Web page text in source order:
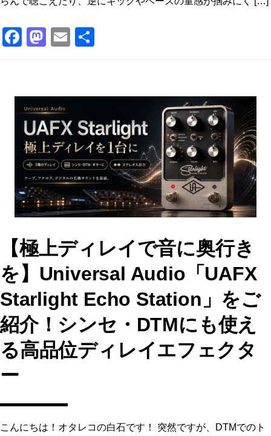
F
e
b
o
o
k
M
o
d
o
n
E
l
【極上ディレイで音に奥行き
を】Universal Audio「UAFX
Starlight Echo Station」をご
紹介！シンセ・DTMにも使え
る高品位ディレイエフェクタ
ー
こんにちは！オタレコの白石です！ 突然ですが、DTMでのト